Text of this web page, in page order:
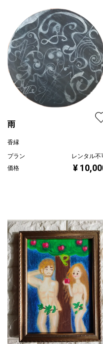
雨
香縁
プラン
レンタル不
価格
¥